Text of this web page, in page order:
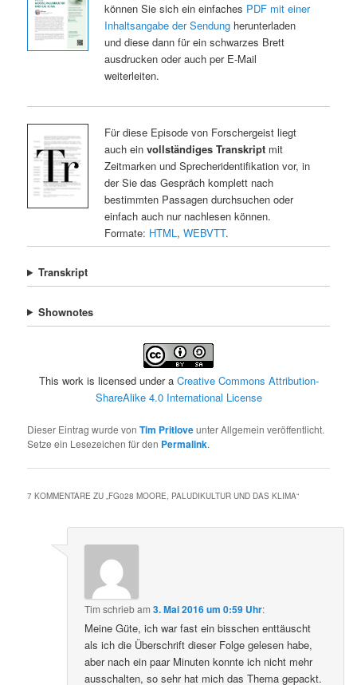
können Sie sich ein einfaches PDF mit einer
Inhaltsangabe der Sendungherunterladen
und diese dann für ein schwarzes Brett
ausdrucken oder auch per E-Mail
weiterleiten.
Für diese Episode von Forschergeist liegt
auch ein vollständiges Transkriptmit
Zeitmarken und Sprecheridentifikation vor, in
der Sie das Gespräch komplett nach
bestimmten Passagen durchsuchen oder
einfach auch nur nachlesen können.
Formate: HTML , WEBVTT.
Transkript
Shownotes
This work is licensed under a Creative Commons Attribution-
ShareAlike 4.0 International License
Dieser Eintrag wurde vonTim Pritloveunter Allgemein veröffentlicht.
Setze ein Lesezeichen für den Permalink.
7 KOMMENTARE ZU „FG028 MOORE, PALUDIKULTUR UND DAS KLIMA“
Tim schriebam3. Mai 2016 um 0:59 Uhr:
Meine Güte, ich war fast ein bisschen enttäuscht
als ich die Überschrift dieser Folge gelesen habe,
aber nach ein paar Minuten konnte ich nicht mehr
ausschalten, so sehr hat mich das Thema gepackt.